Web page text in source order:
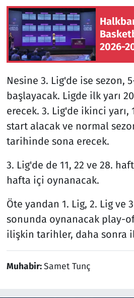
2026-
Nesine 3. Lig'de ise sezon,
başlayacak. Ligde ilk yarı
erecek. 3. Lig'de ikinci yarı,
start alacak ve normal
tarihinde sona erecek.
3. Lig'de de 11, 22 ve 28.
hafta içi oynanacak.
Öte yandan 1. Lig, 2. Lig ve
sonunda oynanacak play-
ilişkin tarihler, daha sonra
Muhabir:Samet Tunç